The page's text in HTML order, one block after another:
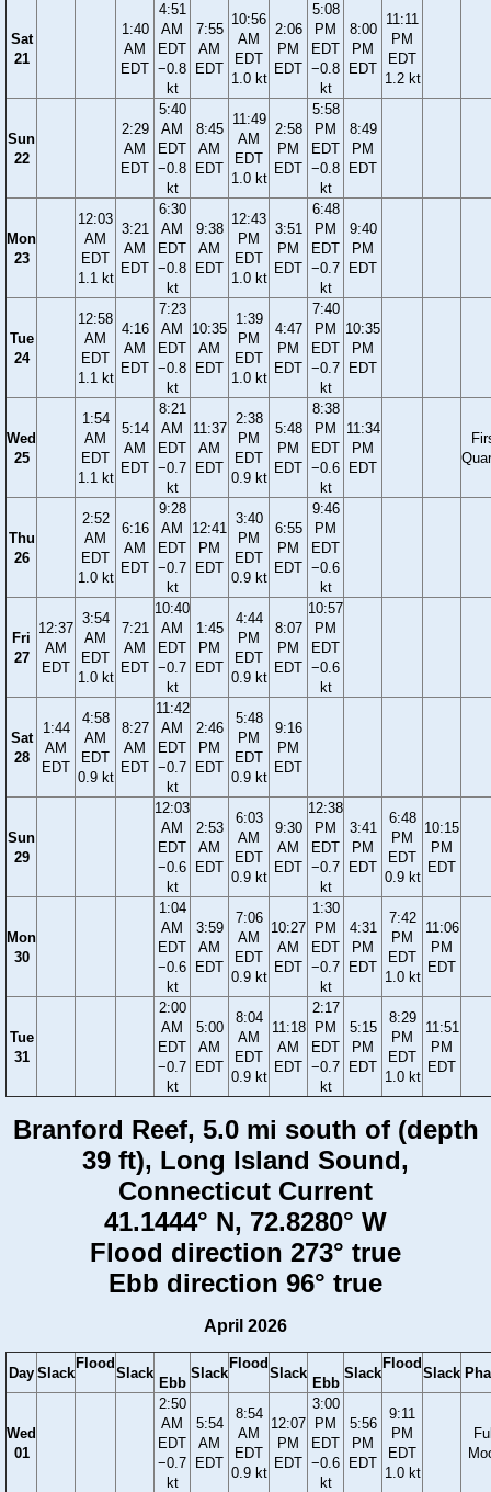
Sat
21
1:40
AM
EDT
4:51
AM
EDT
−0.8
kt
7:55
AM
EDT
10:56
AM
EDT
1.0 kt
2:06
PM
EDT
5:08
PM
EDT
−0.8
kt
8:00
PM
EDT
11:11
PM
EDT
1.2 kt
Sun
22
2:29
AM
EDT
5:40
AM
EDT
−0.8
kt
8:45
AM
EDT
11:49
AM
EDT
1.0 kt
2:58
PM
EDT
5:58
PM
EDT
−0.8
kt
8:49
PM
EDT
Mon
23
12:03
AM
EDT
1.1 kt
3:21
AM
EDT
6:30
AM
EDT
−0.8
kt
9:38
AM
EDT
12:43
PM
EDT
1.0 kt
3:51
PM
EDT
6:48
PM
EDT
−0.7
kt
9:40
PM
EDT
Tue
24
12:58
AM
EDT
1.1 kt
4:16
AM
EDT
7:23
AM
EDT
−0.8
kt
10:35
AM
EDT
1:39
PM
EDT
1.0 kt
4:47
PM
EDT
7:40
PM
EDT
−0.7
kt
10:35
PM
EDT
Wed
25
1:54
AM
EDT
1.1 kt
5:14
AM
EDT
8:21
AM
EDT
−0.7
kt
11:37
AM
EDT
2:38
PM
EDT
0.9 kt
5:48
PM
EDT
8:38
PM
EDT
−0.6
kt
11:34
PM
EDT
Thu
26
2:52
AM
EDT
1.0 kt
6:16
AM
EDT
9:28
AM
EDT
−0.7
kt
12:41
PM
EDT
3:40
PM
EDT
0.9 kt
6:55
PM
EDT
9:46
PM
EDT
−0.6
kt
Fri
27
12:37
AM
EDT
3:54
AM
EDT
1.0 kt
7:21
AM
EDT
10:40
AM
EDT
−0.7
kt
1:45
PM
EDT
4:44
PM
EDT
0.9 kt
8:07
PM
EDT
10:57
PM
EDT
−0.6
kt
Sat
28
1:44
AM
EDT
4:58
AM
EDT
0.9 kt
8:27
AM
EDT
11:42
AM
EDT
−0.7
kt
2:46
PM
EDT
5:48
PM
EDT
0.9 kt
9:16
PM
EDT
Sun
29
12:03
AM
EDT
−0.6
kt
2:53
AM
EDT
6:03
AM
EDT
0.9 kt
9:30
AM
EDT
12:38
PM
EDT
−0.7
kt
3:41
PM
EDT
6:48
PM
EDT
0.9 kt
10:15
PM
EDT
Mon
30
1:04
AM
EDT
−0.6
kt
3:59
AM
EDT
7:06
AM
EDT
0.9 kt
10:27
AM
EDT
1:30
PM
EDT
−0.7
kt
4:31
PM
EDT
7:42
PM
EDT
1.0 kt
11:06
PM
EDT
Tue
31
2:00
AM
EDT
−0.7
kt
5:00
AM
EDT
8:04
AM
EDT
0.9 kt
11:18
AM
EDT
2:17
PM
EDT
−0.7
kt
5:15
PM
EDT
8:29
PM
EDT
1.0 kt
11:51
PM
EDT
Branford Reef, 5.0 mi south of (depth
39 ft), Long Island Sound,
Connecticut Current
41.1444° N, 72.8280° W
Flood direction 273° true
Ebb direction 96° true
April 2026
Day Slack
Flood
Slack
Ebb
Slack
Flood
Slack
Ebb
Slack
Flood
Slack
Wed
01
2:50
AM
EDT
−0.7
kt
5:54
AM
EDT
8:54
AM
EDT
0.9 kt
12:07
PM
EDT
3:00
PM
EDT
−0.6
kt
5:56
PM
EDT
9:11
PM
EDT
1.0 kt